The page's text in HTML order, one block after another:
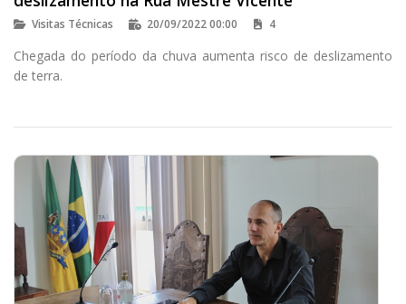
Visitas Técnicas 20/09/2022 00:00 4
Chegada do período da chuva aumenta risco de deslizamento
de terra.